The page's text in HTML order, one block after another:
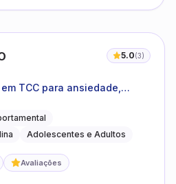
5.0(3)
TCC para ansiedade,
Adolescentes e Adultos
Avaliações